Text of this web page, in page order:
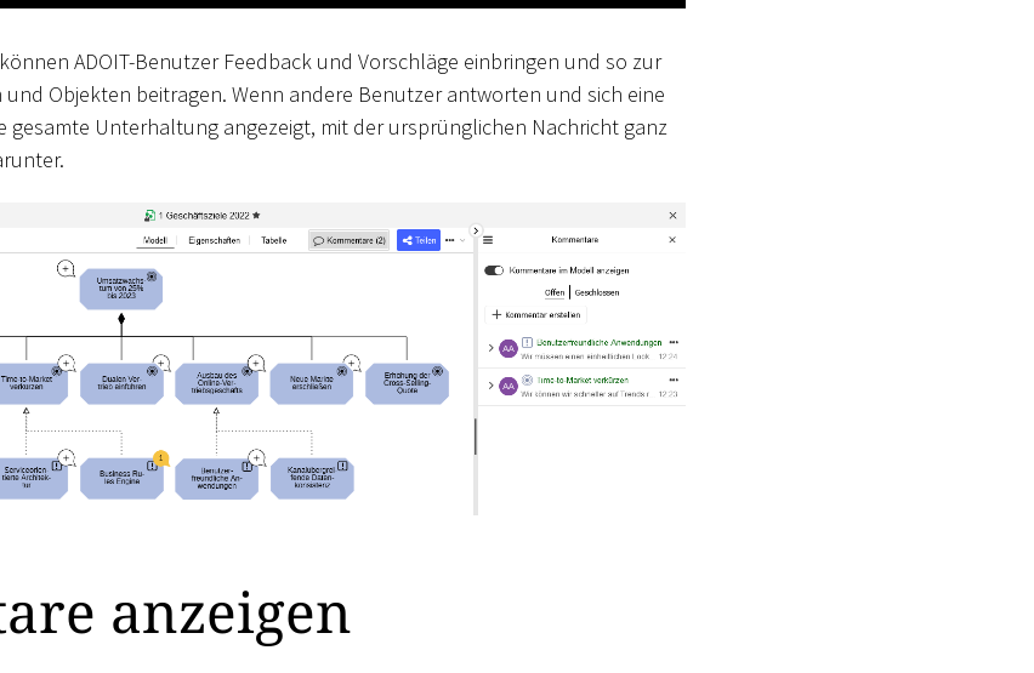
ADOIT-Benutzer Feedback und Vorschläge einbringen und so zur
Objekten beitragen. Wenn andere Benutzer antworten und sich eine
gesamte Unterhaltung angezeigt, mit der ursprünglichen Nachricht ganz
anzeigen